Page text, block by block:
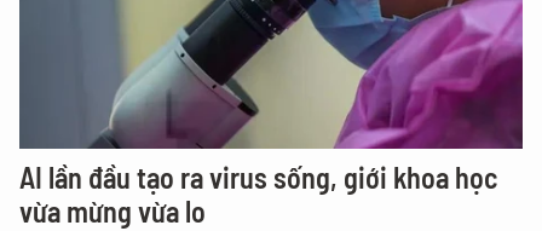
AI lần đầu tạo ra virus sống, giới khoa học
vừa mừng vừa lo